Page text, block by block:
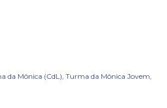
da Mônica (CdL) Turma da Mônica Jovem